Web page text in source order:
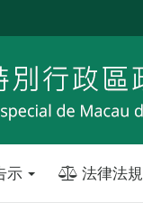
示 法律法規